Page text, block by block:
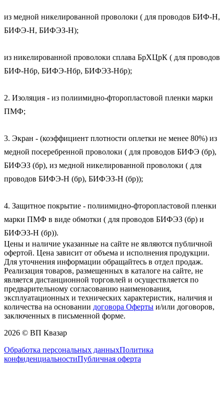
из медной никелированной проволоки ( для проводов БИФ-Н,
БИФЭ-Н, БИФЭЗ-Н);
из никелированной проволоки сплава БрХЦрК ( для проводов
БИФ-Нбр, БИФЭ-Нбр, БИФЭЗ-Нбр);
2. Изоляция - из полиимидно-фторопластовой пленки марки
ПМФ;
3. Экран - (коэффициент плотности оплетки не менее 80%) из
медной посеребренной проволоки ( для проводов БИФЭ (бр),
БИФЭЗ (бр), из медной никелированной проволоки ( для
проводов БИФЭ-Н (бр), БИФЭЗ-Н (бр));
4. Защитное покрытие - полиимидно-фторопластовой пленки
марки ПМФ в виде обмотки ( для проводов БИФЭЗ (бр) и
БИФЭЗ-Н (бр)).
Цены и наличие указанные на сайте не являются публичной
офертой. Цена зависит от объема и исполнения продукции.
Для уточнения информации обращайтесь в отдел продаж.
Реализация товаров, размещенных в каталоге на сайте, не
является дистанционной торговлей и осуществляется по
предварительному согласованию наименования,
эксплуатационных и технических характеристик, наличия и
количества на основании договора Оферты и/или договоров,
заключенных в письменной форме.
2026 © ВП Квазар
Обработка персональных данныхПолитика
конфиденциальностиПубличная оферта